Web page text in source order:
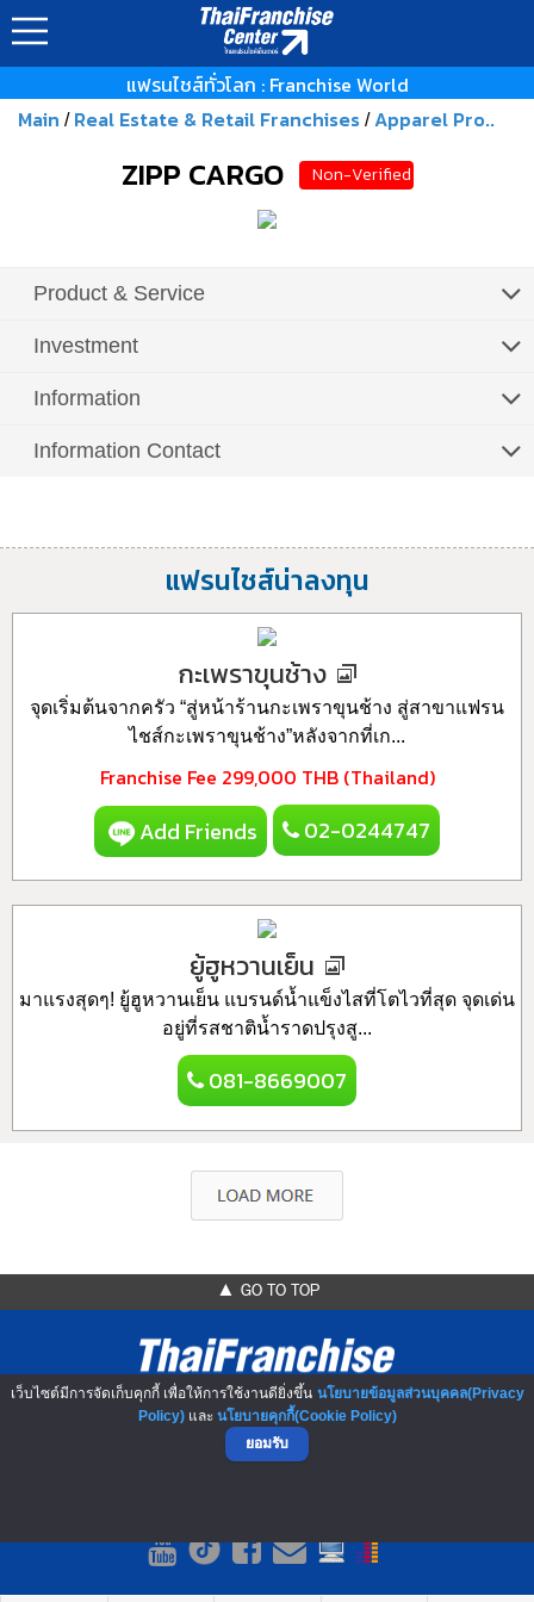
แฟรนไชส์ทั่วโลก : Franchise World
Main / Real Estate & Retail Franchises /Apparel Pro..
ZIPP CARGO Non-Verified
Product & Service
Investment
Information
Information Contact
แฟรนไชส์น่าลงทุน
กะเพราขุนช้าง
จุดเริ่มต้นจากครัว “สู่หน้าร้านกะเพราขุนช้าง สู่สาขาแฟรน
ไชส์กะเพราขุนช้าง”หลังจากที่เก...
Franchise Fee 299,000 THB (Thailand)
Add Friends 02-0244747
ยู้ฮูหวานเย็น
มาแรงสุดๆ! ยู้ฮูหวานเย็น แบรนด์น้ำแข็งไสที่โตไวที่สุด จุดเด่น
อยู่ที่รสชาติน้ำราดปรุงสู...
081-8669007
▲ GO TO TOP
เว็บไซต์มีการจัดเก็บคุกกี้ เพื่อให้การใช้งานดียิ่งขึ้น นโยบายข้อมูลส่วนบุคคล(Privacy
Policy)และ นโยบายคุกกี้(Cookie Policy)
ยอมรับ